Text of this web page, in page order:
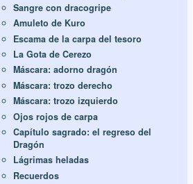
Sangre con dracogripe
Amuleto de Kuro
Escama de la carpa del tesoro
La Gota de Cerezo
Máscara: adorno dragón
Máscara: trozo derecho
Máscara: trozo izquierdo
Ojos rojos de carpa
Capítulo sagrado: el regreso del
Dragón
Lágrimas heladas
Recuerdos